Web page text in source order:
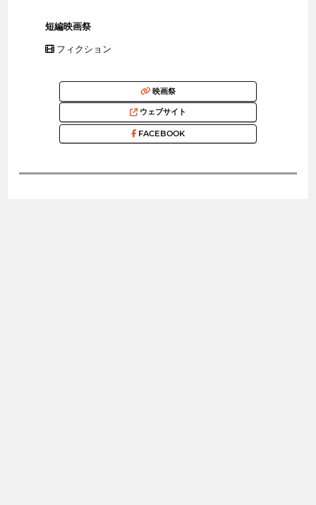
短編映画祭
フィクション
映画祭
ウェブサイト
FACEBOOK